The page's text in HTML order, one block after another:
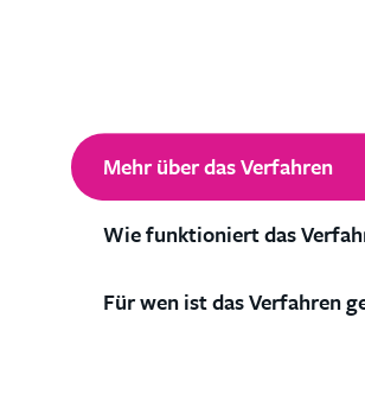
Mehr über das Verfahren
Wie funktioniert das
Für wen ist das Verfahren